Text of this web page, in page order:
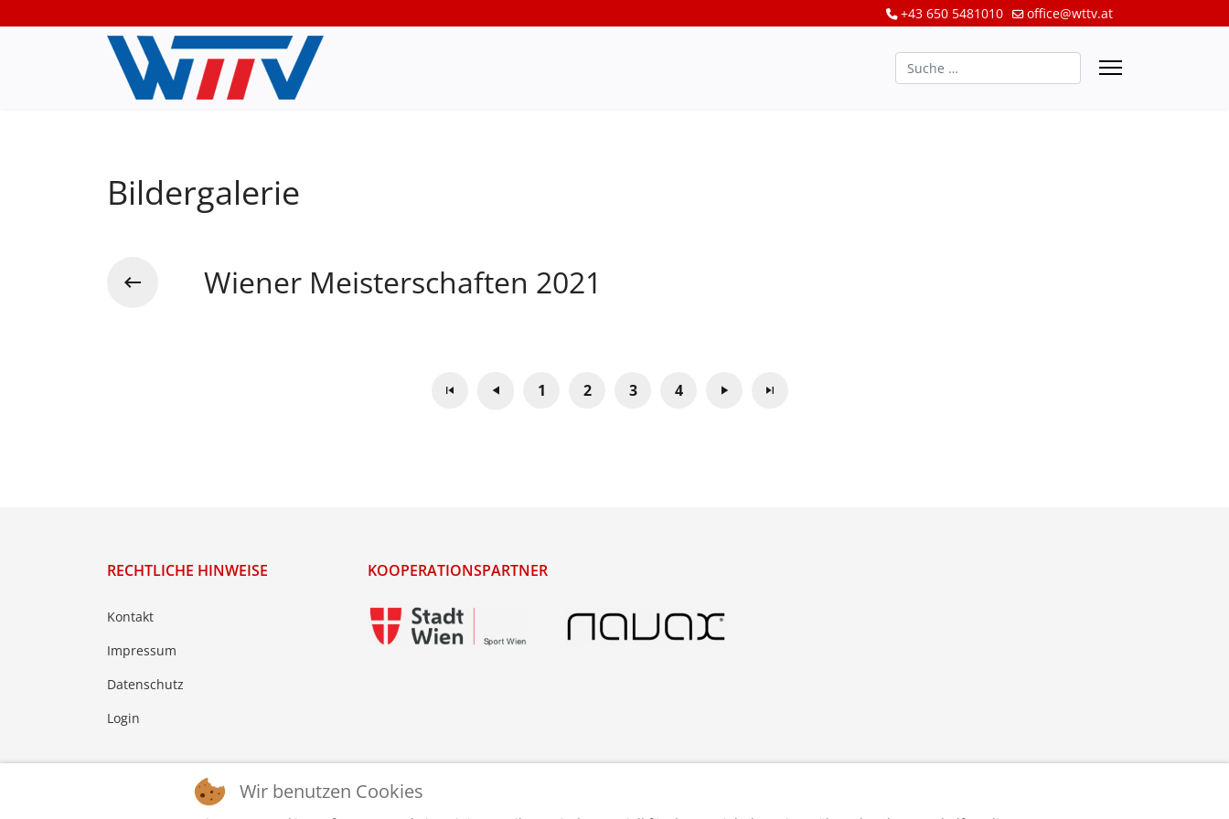
+43 650 5481010 office@wttv.at
Suchen
Bildergalerie
Wiener Meisterschaften 2021
1 2 3 4
RECHTLICHE HINWEISE
Kontakt
Impressum
Datenschutz
Login
KOOPERATIONSPARTNER
© 2026 © WTTV - Wiener Tischtennis Verband. Gestaltet und betreut von
Wir benutzen Cookies